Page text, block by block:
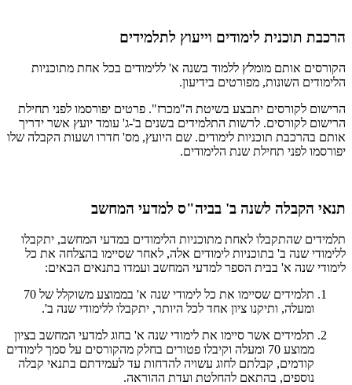
הרכבת תוכנית לימודים וייעוץ לתלמידים
הקורסים אותם מומלץ ללמוד בשנה א' ללימודים בכל אחת מתוכניות
הלימודים השונות, מפורטים בידיעון.
הרישום לקורסים יתבצע בשיטת ה"מכרז". פרטים יפורסמו לפני תחילת
הרישום לקורסים. לרשות התלמידים בשנים ב'-ג' עומד יועץ אשר ידריך
אותם בהרכבת תוכניות לימודים. שם היועץ, מס' חדרו ושעות הקבלה שלו
יפורסמו לפני תחילת שנת הלימודים.
תנאי הקבלה לשנה ב' בביה"ס למדעי המחשב
תלמידים שהתקבלו לאחת מתוכניות הלימודים במדעי המחשב, יתקבלו
ללימודי שנה ב' בתוכניות לימודים אלה, לאחר שסיימו בהצלחה את כל
לימודי שנה א' בבית הספר למדעי המחשב ועמדו בתנאים הבאים:
תלמידים שסיימו את כל לימודי שנה א' בממוצע משוקלל של 70
ומעלה, ותיקנו ציון אחד לכל היותר, יתקבלו ללימודי שנה ב'.
תלמידים אשר סיימו את לימודי שנה א' בחוג למדעי המחשב בציון
ממוצע 70 ומעלה וקיבלו פטורים בחלק מהקורסים על סמך לימודים
קודמים, קבלתם לחוג עשויה להדחות עד לעמידתם בתנאי קבלה
נוספים, בהתאם להחלטת ועדת ההוראה.